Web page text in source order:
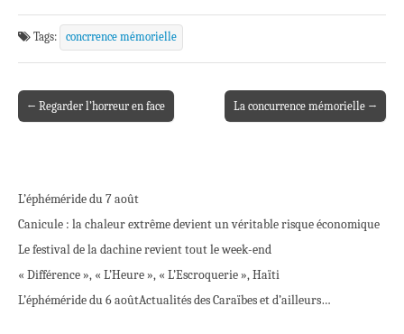
Tags: concrrence mémorielle
Post navigation
← Regarder l’horreur en face La concurrence mémorielle →
L’éphéméride du 7 août
Canicule : la chaleur extrême devient un véritable risque économique
Le festival de la dachine revient tout le week-end
« Différence », « L’Heure », « L’Escroquerie », Haïti
L’éphéméride du 6 aoûtActualités des Caraïbes et d’ailleurs…